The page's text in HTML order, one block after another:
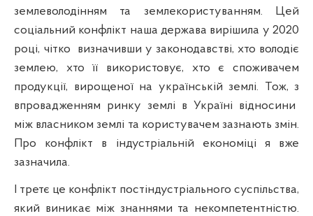
землеволодінням та землекористуванням. Цей
соціальний конфлікт наша держава вирішила у 2020
році, чітко
визначивши у законодавстві, хто володіє
землею, хто її використовує, хто є споживачем
продукції, вирощеної на українській землі. Тож, з
впровадженням ринку землі в Україні відносини
між власником землі та користувачем зазнають змін.
Про конфлікт в індустріальній економіці я вже
зазначила.
І третє це конфлікт постіндустріального суспільства,
який виникає між знаннями та некомпетентністю.